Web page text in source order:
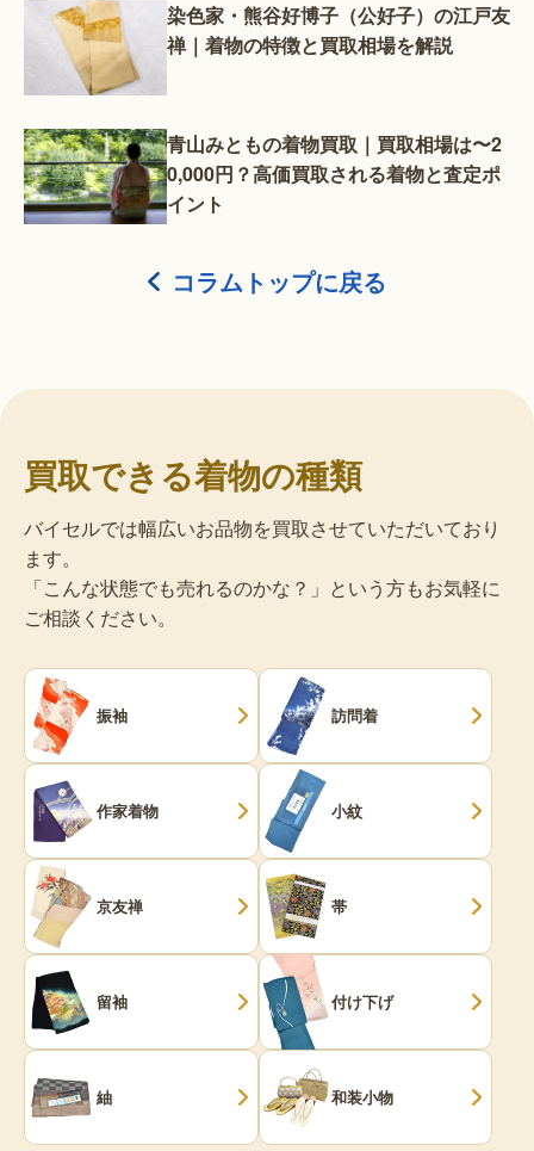
染色家・熊谷好博子（公好子）の江戸友
禅｜着物の特徴と買取相場を解説
青山みともの着物買取｜買取相場は〜2
0,000円？高価買取される着物と査定ポ
イント
コラムトップに戻る
買取できる着物の種類
バイセルでは幅広いお品物を買取させていただいており
ます。
「こんな状態でも売れるのかな？」という方もお気軽に
ご相談ください。
振袖 訪問着
作家着物 小紋
京友禅 帯
留袖 付け下げ
紬 和装小物